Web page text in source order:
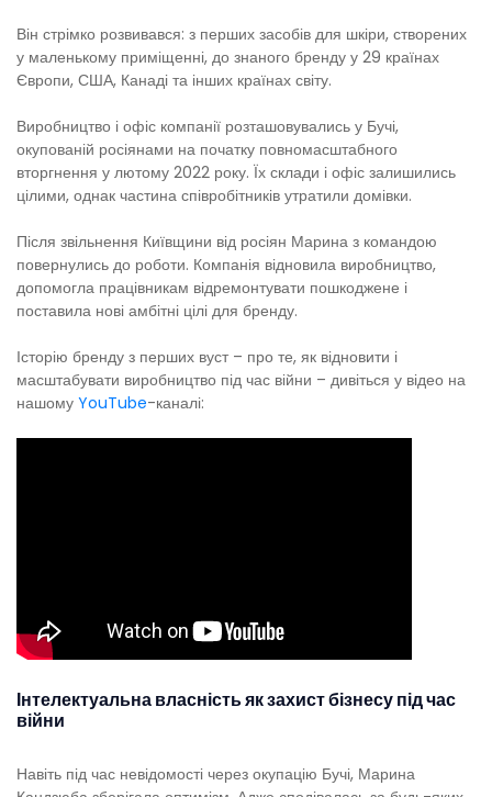
Він стрімко розвивався: з перших засобів для шкіри, створених
у маленькому приміщенні, до знаного бренду у 29 країнах
Європи, США, Канаді та інших країнах світу.
Виробництво і офіс компанії розташовувались у Бучі,
окупованій росіянами на початку повномасштабного
вторгнення у лютому 2022 року. Їх склади і офіс залишились
цілими, однак частина співробітників утратили домівки.
Після звільнення Київщини від росіян Марина з командою
повернулись до роботи. Компанія відновила виробництво,
допомогла працівникам відремонтувати пошкоджене і
поставила нові амбітні цілі для бренду.
Історію бренду з перших вуст – про те, як відновити і
масштабувати виробництво під час війни – дивіться у відео на
нашому YouTube-каналі:
Інтелектуальна власність як захист бізнесу під час
війни
Навіть під час невідомості через окупацію Бучі, Марина